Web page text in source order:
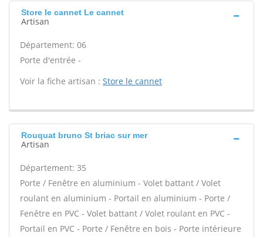
Store le cannet Le cannet
Artisan
Département: 06
Porte d'entrée -
Voir la fiche artisan : Store le cannet
Rouquat bruno St briac sur mer
Artisan
Département: 35
Porte / Fenêtre en aluminium - Volet battant / Volet
roulant en aluminium - Portail en aluminium - Porte /
Fenêtre en PVC - Volet battant / Volet roulant en PVC -
Portail en PVC - Porte / Fenêtre en bois - Porte intérieure